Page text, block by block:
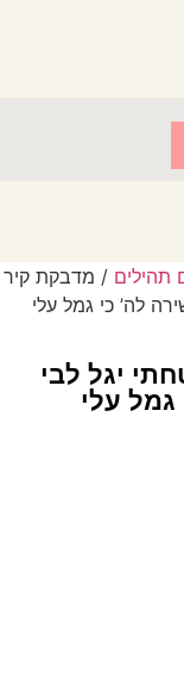
תהילים / מדבקת קיר
לה’ כי גמל עלי
יגל לבי
גמל עלי